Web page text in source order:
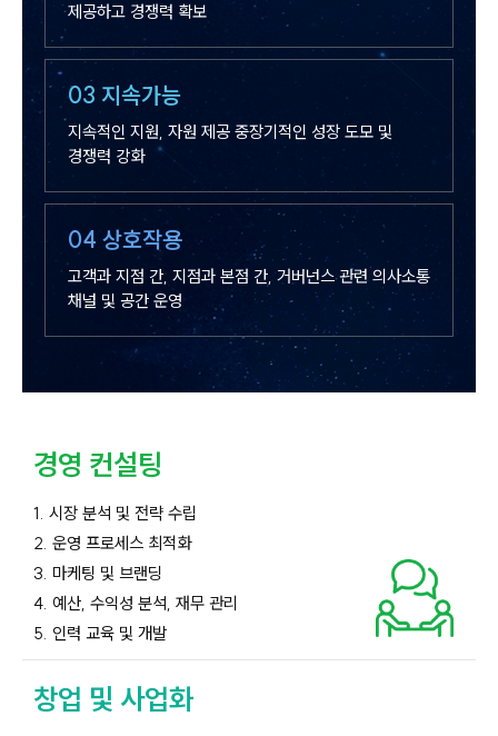
제공하고 경쟁력 확보
03 지속가능
지속적인 지원, 자원 제공 중장기적인 성장 도모 및
경쟁력 강화
04 상호작용
고객과 지점 간, 지점과 본점 간, 거버넌스 관련 의사소통
채널 및 공간 운영
경영 컨설팅
1. 시장 분석 및 전략 수립
2. 운영 프로세스 최적화
3. 마케팅 및 브랜딩
4. 예산, 수익성 분석, 재무 관리
5. 인력 교육 및 개발
창업 및 사업화